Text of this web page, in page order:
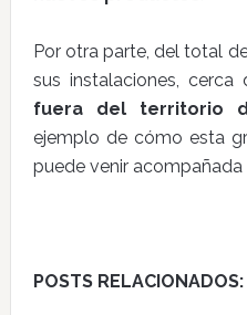
Por otra parte, del total
sus instalaciones, cerca
fuera del territorio
ejemplo de cómo esta
puede venir acompañada
POSTS RELACIONADOS: